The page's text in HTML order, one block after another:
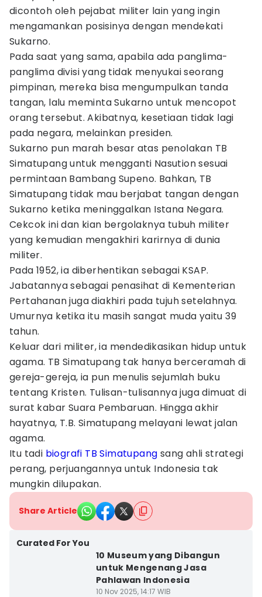
dicontoh oleh pejabat militer lain yang ingin
mengamankan posisinya dengan mendekati
Sukarno.
Pada saat yang sama, apabila ada panglima-
panglima divisi yang tidak menyukai seorang
pimpinan, mereka bisa mengumpulkan tanda
tangan, lalu meminta Sukarno untuk mencopot
orang tersebut. Akibatnya, kesetiaan tidak lagi
pada negara, melainkan presiden.
Sukarno pun marah besar atas penolakan TB
Simatupang untuk mengganti Nasution sesuai
permintaan Bambang Supeno. Bahkan, TB
Simatupang tidak mau berjabat tangan dengan
Sukarno ketika meninggalkan Istana Negara.
Cekcok ini dan kian bergolaknya tubuh militer
yang kemudian mengakhiri karirnya di dunia
militer.
Pada 1952, ia diberhentikan sebagai KSAP.
Jabatannya sebagai penasihat di Kementerian
Pertahanan juga diakhiri pada tujuh setelahnya.
Umurnya ketika itu masih sangat muda yaitu 39
tahun.
Keluar dari militer, ia mendedikasikan hidup untuk
agama. TB Simatupang tak hanya berceramah di
gereja-gereja, ia pun menulis sejumlah buku
tentang Kristen. Tulisan-tulisannya juga dimuat di
surat kabar Suara Pembaruan. Hingga akhir
hayatnya, T.B. Simatupang melayani lewat jalan
agama.
Itu tadi biografi TB Simatupang sang ahli strategi
perang, perjuangannya untuk Indonesia tak
mungkin dilupakan.
Share Article
Curated For You
10 Museum yang Dibangun
untuk Mengenang Jasa
Pahlawan Indonesia
10 Nov 2025, 14:17 WIB